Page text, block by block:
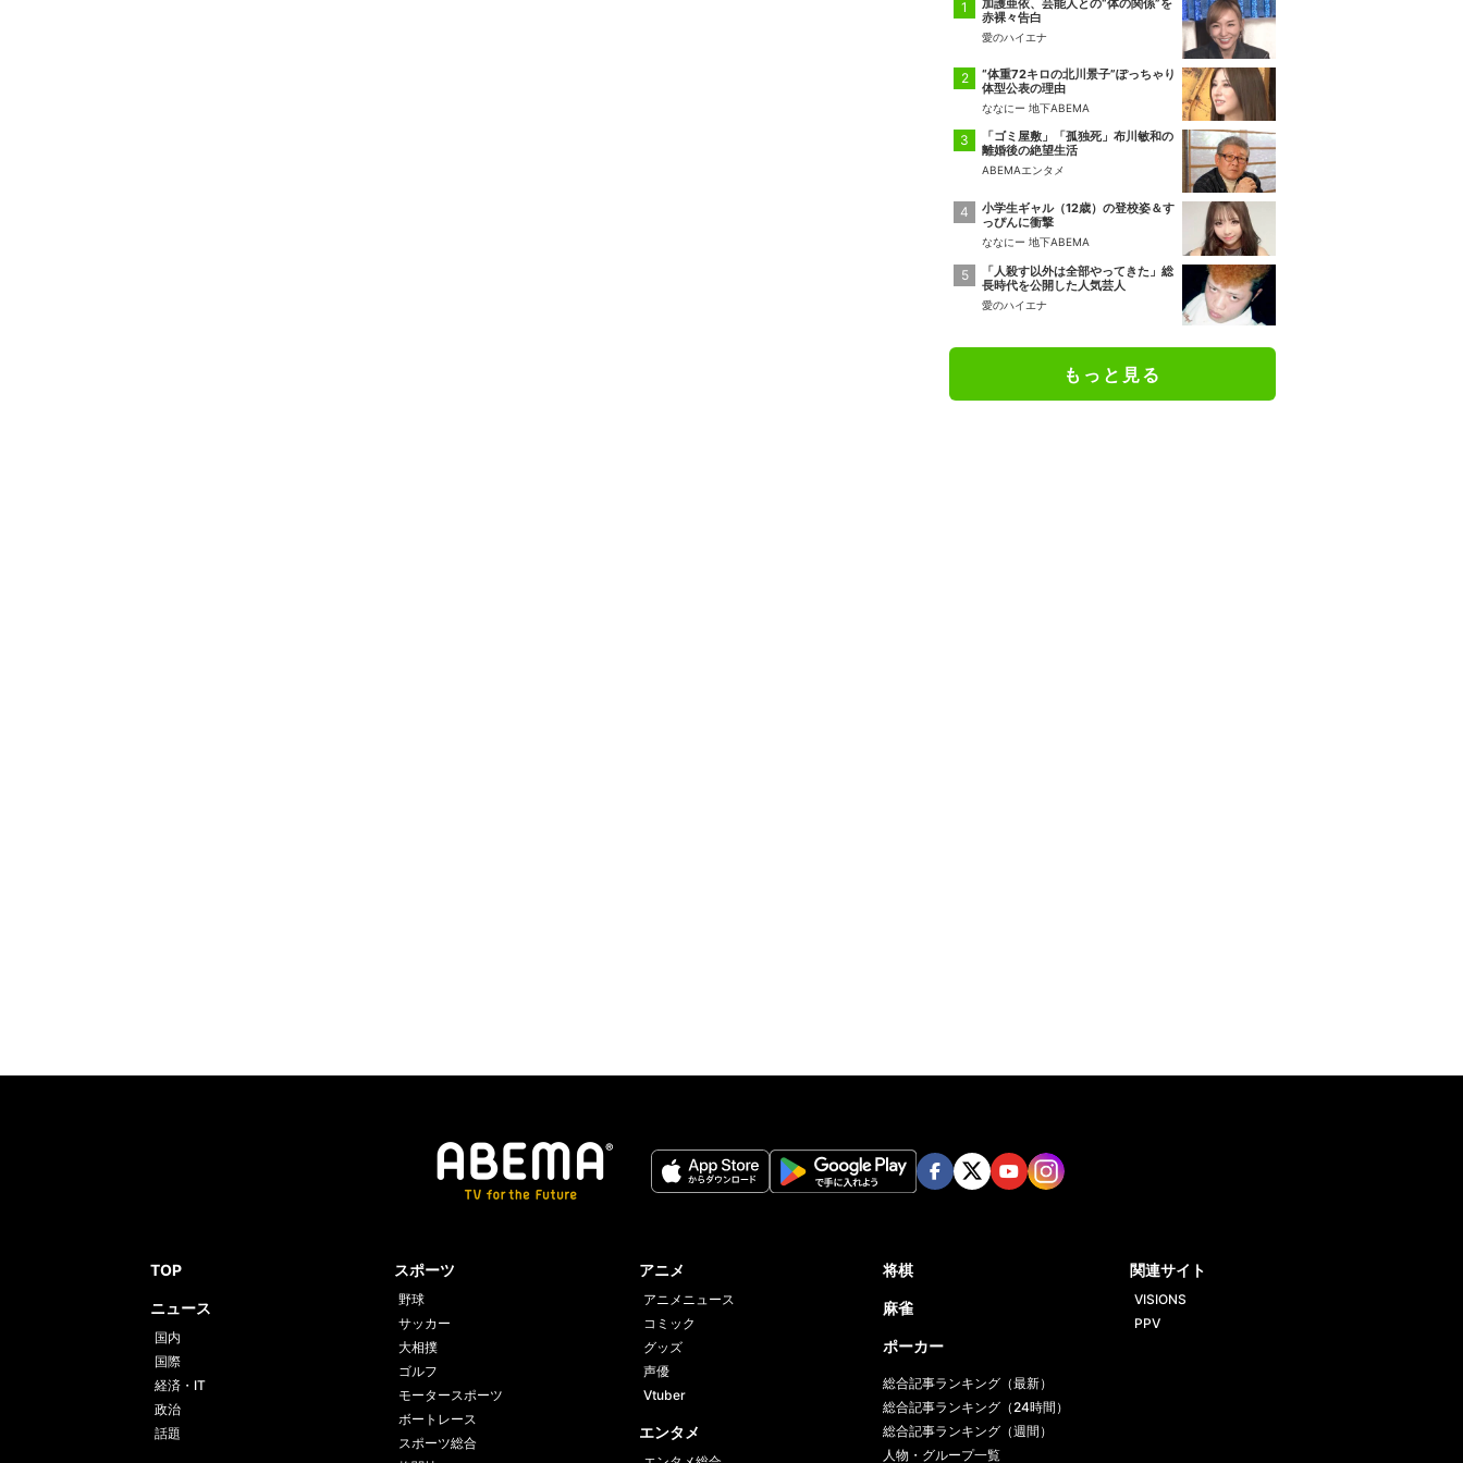
加護亜依、芸能人との“体の関係”を
赤裸々告白
愛のハイエナ
“体重72キロの北川景子”ぽっちゃり
体型公表の理由
ななにー 地下ABEMA
「ゴミ屋敷」「孤独死」布川敏和の
離婚後の絶望生活
ABEMAエンタメ
小学生ギャル（12歳）の登校姿＆す
っぴんに衝撃
ななにー 地下ABEMA
「人殺す以外は全部やってきた」総
長時代を公開した人気芸人
愛のハイエナ
もっと見る
TOP
ニュース
国内
国際
経済・IT
政治
話題
スポーツ
野球
サッカー
大相撲
ゴルフ
モータースポーツ
ボートレース
スポーツ総合
アニメ
アニメニュース
コミック
グッズ
声優
Vtuber
エンタメ
将棋
麻雀
ポーカー
総合記事ランキング（最新）
総合記事ランキング（24時間）
総合記事ランキング（週間）
人物・グループ一覧
関連サイト
VISIONS
PPV